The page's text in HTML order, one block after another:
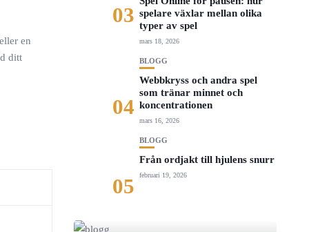
en
ditt
03 spelare växlar mellan olika
typer av spel
mars 18, 2026
04
BLOGG
Webbkryss och andra spel
som tränar minnet och
koncentrationen
mars 16, 2026
05
BLOGG
Från ordjakt till hjulens snurr
februari 19, 2026